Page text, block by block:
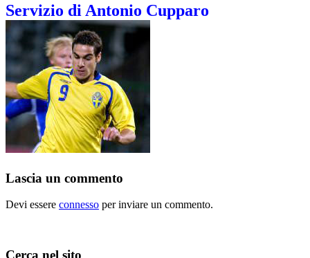
Servizio di Antonio Cupparo
Lascia un commento
Devi essere connesso per inviare un commento.
Cerca nel sito